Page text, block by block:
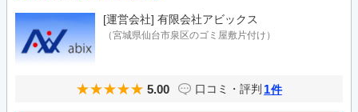
[運営会社] 有限会社アビックス
（宮城県仙台市泉区のゴミ屋敷片付け）
5.00 口コミ・評判 1件